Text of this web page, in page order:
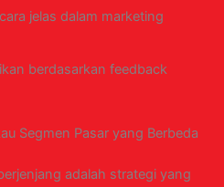
jelas dalam marketing
berdasarkan feedback
Segmen Pasar yang Berbeda
adalah strategi yang